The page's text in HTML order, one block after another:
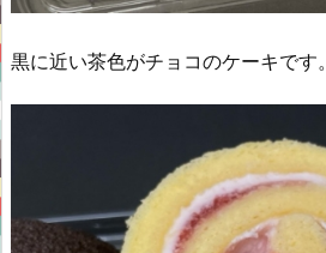
黒に近い茶色がチョコのケーキです。